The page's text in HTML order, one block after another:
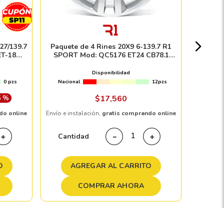
139.7
18
0 pzs
%
online
＋
Paquete de 4 Rines 20X9 6-139.7 R1
SPORT Mod: QC5176 ET24 CB78.1
Disponibilidad
Nacional
12pzs
$17,560
Envío e instalación, gratis comprando online
Cantidad ＋
－
AGREGAR AL CARRITO
COMPRAR AHORA